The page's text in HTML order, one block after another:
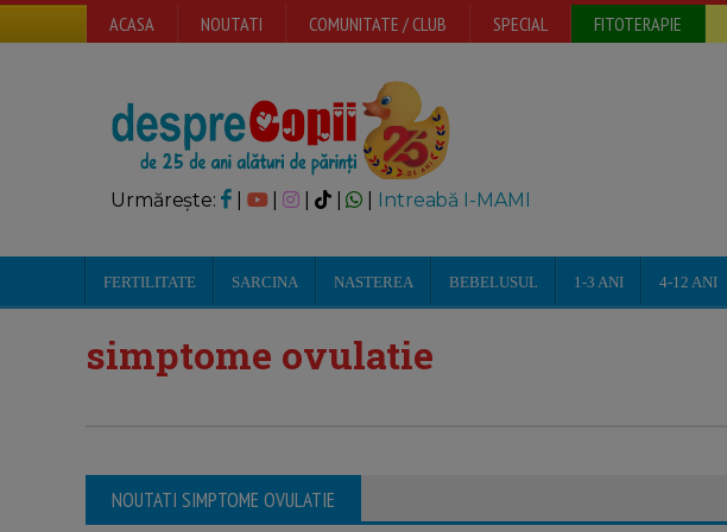
ACASA NOUTATI COMUNITATE / CLUB SPECIAL FITOTERAPIE
Urmărește: | | Intreabă I-MAMI
FERTILITATE SARCINA NASTEREA BEBELUSUL 1-3 ANI 4-12 ANI
simptome ovulatie
NOUTATI SIMPTOME OVULATIE